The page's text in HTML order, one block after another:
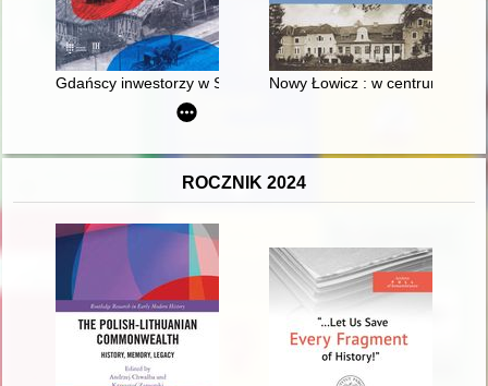
Gdańscy inwestorzy w Sopocie : prestiż finansowy i
Nowy Łowicz : w centrum
ROCZNIK 2024